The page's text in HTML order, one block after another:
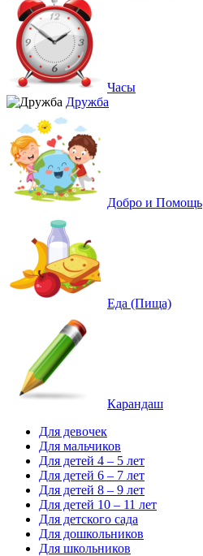
Часы
Дружба
Добро и Помощь
Еда (Пища)
Карандаш
Для девочек
Для мальчиков
Для детей 4 – 5 лет
Для детей 6 – 7 лет
Для детей 8 – 9 лет
Для детей 10 – 11 лет
Для детского сада
Для дошкольников
Для школьников